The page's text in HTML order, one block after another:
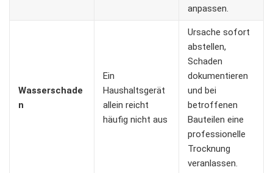
anpassen.
Wasserschade
n
Ein
Haushaltsgerät
allein reicht
häufig nicht aus
Ursache sofort
abstellen,
Schaden
dokumentieren
und bei
betroffenen
Bauteilen eine
professionelle
Trocknung
veranlassen.